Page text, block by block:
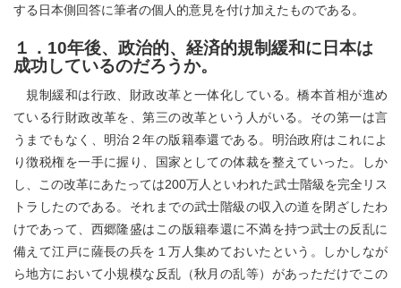
する日本側回答に筆者の個人的意見を付け加えたものである。
１．10年後、政治的、経済的規制緩和に日本は
成功しているのだろうか。
規制緩和は行政、財政改革と一体化している。橋本首相が進め
ている行財政改革を、第三の改革という人がいる。その第一は言
うまでもなく、明治２年の版籍奉還である。明治政府はこれによ
り徴税権を一手に握り、国家としての体裁を整えていった。しか
し、この改革にあたっては200万人といわれた武士階級を完全リス
トラしたのである。それまでの武士階級の収入の道を閉ざしたわ
けであって、西郷隆盛はこの版籍奉還に不満を持つ武士の反乱に
備えて江戸に薩長の兵を１万人集めておいたという。しかしなが
ら地方において小規模な反乱（秋月の乱等）があっただけでこの